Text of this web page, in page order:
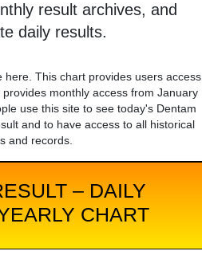
result archives, and
daily results.
This chart provides users access
monthly access from January
use this site to see today's Dentam
and to have access to all historical
and records.
– DAILY
CHART